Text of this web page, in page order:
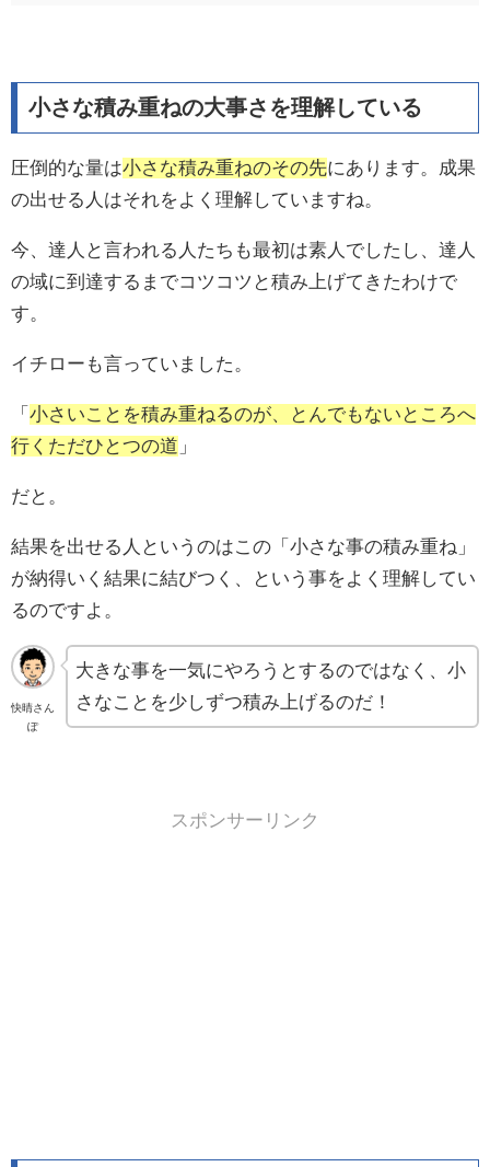
小さな積み重ねの大事さを理解している
圧倒的な量は小さな積み重ねのその先にあります。成果
の出せる人はそれをよく理解していますね。
今、達人と言われる人たちも最初は素人でしたし、達人
の域に到達するまでコツコツと積み上げてきたわけで
す。
イチローも言っていました。
「 小さいことを積み重ねるのが、とんでもないところへ
行くただひとつの道 」
だと。
結果を出せる人というのはこの「小さな事の積み重ね」
が納得いく結果に結びつく、という事をよく理解してい
るのですよ。
快晴さん
ぽ
大きな事を一気にやろうとするのではなく、小
さなことを少しずつ積み上げるのだ！
スポンサーリンク